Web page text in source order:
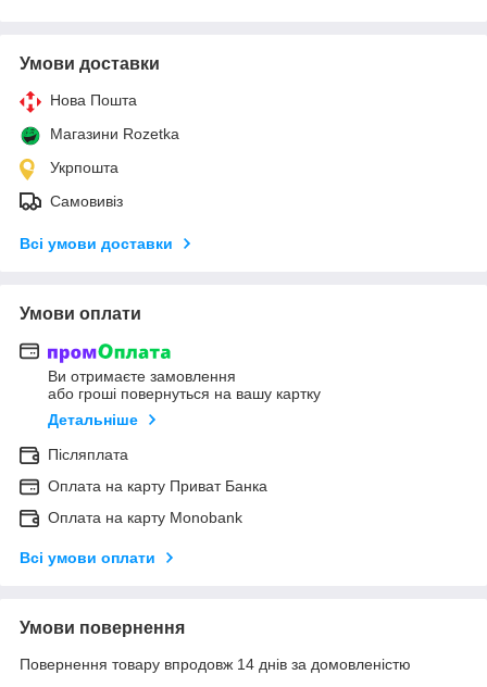
Умови доставки
Нова Пошта
Магазини Rozetka
Укрпошта
Самовивіз
Всі умови доставки
Умови оплати
Ви отримаєте замовлення
або гроші повернуться на вашу картку
Детальніше
Післяплата
Оплата на карту Приват Банка
Оплата на карту Monobank
Всі умови оплати
Умови повернення
Повернення товару впродовж 14 днів за домовленістю